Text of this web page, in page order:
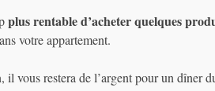
plus rentable d’acheter quelques
votre appartement.
il vous restera de l’argent pour un dîner